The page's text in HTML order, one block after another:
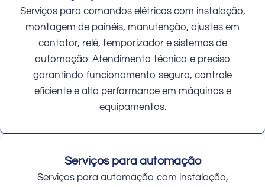
Serviços para comandos elétricos com instalação,
montagem de painéis, manutenção, ajustes em
contator, relé, temporizador e sistemas de
automação. Atendimento técnico e preciso
garantindo funcionamento seguro, controle
eficiente e alta performance em máquinas e
equipamentos.
Serviços para automação
Serviços para automação com instalação,